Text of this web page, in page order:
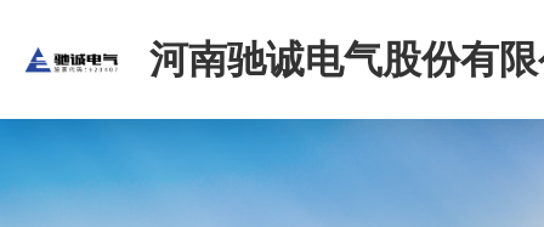
河南驰诚电气股份有